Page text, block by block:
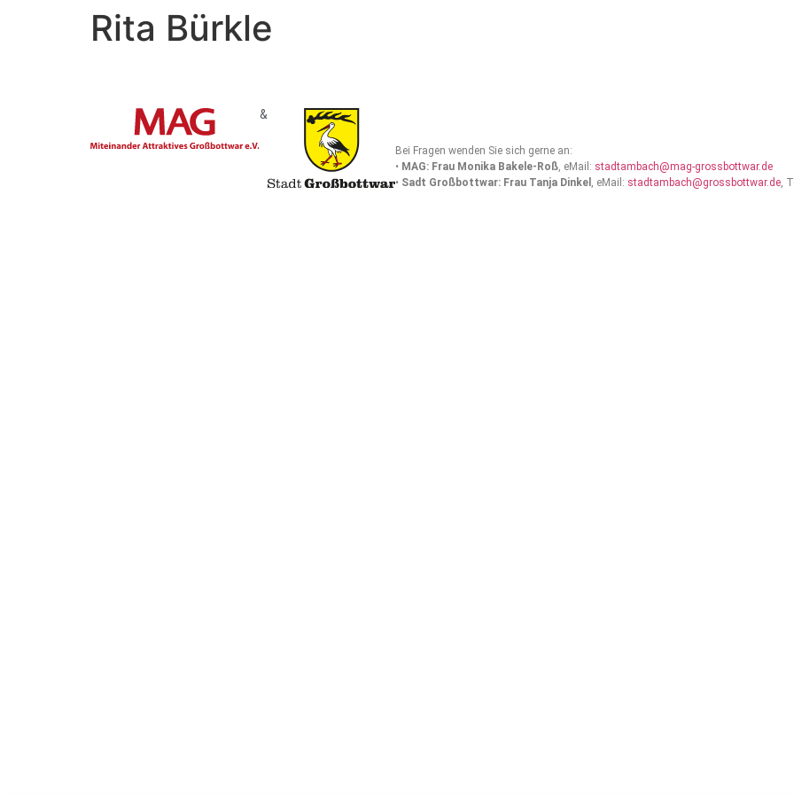
Rita Bürkle
&
Bei Fragen wenden Sie sich gerne an:
• MAG: Frau Monika Bakele-Roß, eMail: stadtambach@mag-grossbottwar.de
• Sadt Großbottwar: Frau Tanja Dinkel , eMail: stadtambach@grossbottwar.de,